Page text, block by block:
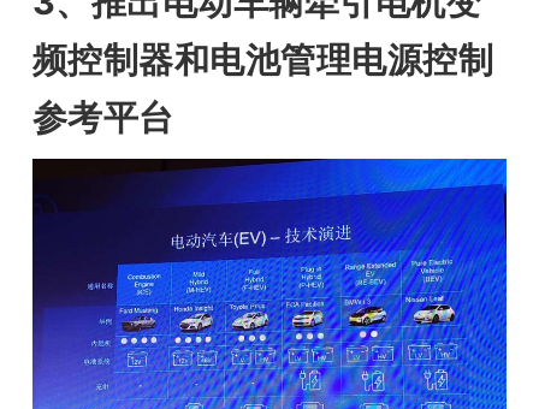
频控制器和电池管理电源控制
参考平台